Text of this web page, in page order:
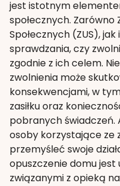
jest istotnym
społecznych. Zarówno
Społecznych (ZUS),
sprawdzania, czy
zgodnie z ich celem.
zwolnienia może
konsekwencjami, w
zasiłku oraz
pobranych świadczeń.
osoby korzystające ze
przemyśleć swoje
opuszczenie domu
związanymi z opieką